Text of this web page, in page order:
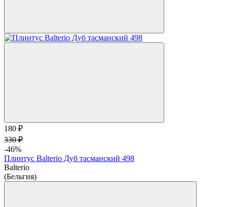
180 ₽
330 ₽
-46%
Плинтус Balterio Дуб тасманский 498
Balterio
(Бельгия)